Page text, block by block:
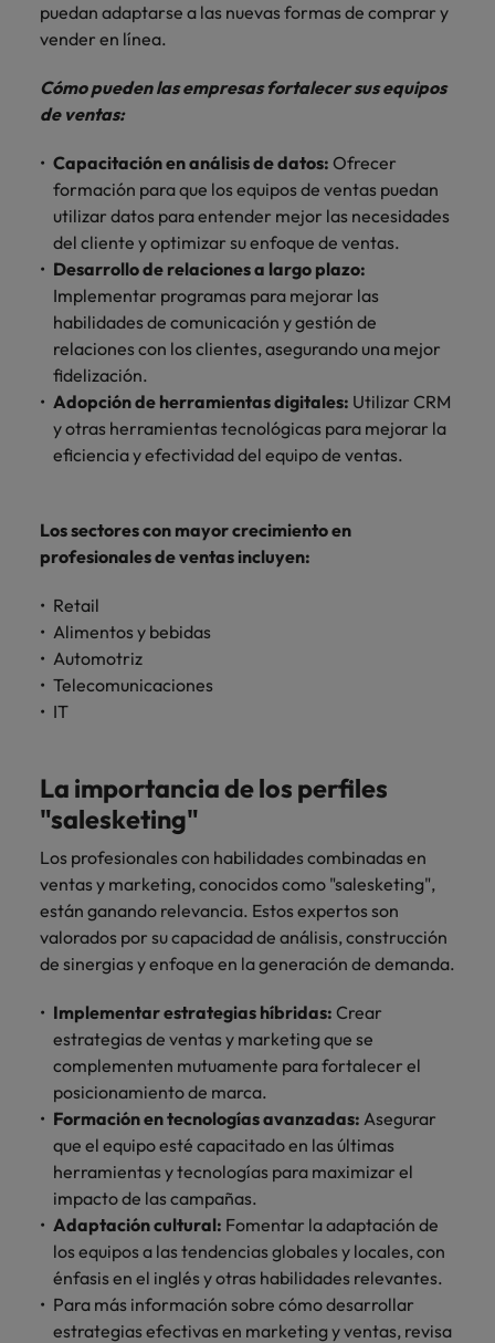
puedan adaptarse a las nuevas formas de comprar y
vender en línea.
Cómo pueden las empresas fortalecer sus equipos
de ventas:
Capacitación en análisis de datos: Ofrecer
formación para que los equipos de ventas puedan
utilizar datos para entender mejor las necesidades
del cliente y optimizar su enfoque de ventas.
Desarrollo de relaciones a largo plazo:
Implementar programas para mejorar las
habilidades de comunicación y gestión de
relaciones con los clientes, asegurando una mejor
fidelización.
Adopción de herramientas digitales: Utilizar CRM
y otras herramientas tecnológicas para mejorar la
eficiencia y efectividad del equipo de ventas.
Los sectores con mayor crecimiento en
profesionales de ventas incluyen:
Retail
Alimentos y bebidas
Automotriz
Telecomunicaciones
IT
La importancia de los perfiles
"salesketing"
Los profesionales con habilidades combinadas en
ventas y marketing, conocidos como "salesketing",
están ganando relevancia. Estos expertos son
valorados por su capacidad de análisis, construcción
de sinergias y enfoque en la generación de demanda.
Implementar estrategias híbridas: Crear
estrategias de ventas y marketing que se
complementen mutuamente para fortalecer el
posicionamiento de marca.
Formación en tecnologías avanzadas: Asegurar
que el equipo esté capacitado en las últimas
herramientas y tecnologías para maximizar el
impacto de las campañas.
Adaptación cultural: Fomentar la adaptación de
los equipos a las tendencias globales y locales, con
énfasis en el inglés y otras habilidades relevantes.
Para más información sobre cómo desarrollar
estrategias efectivas en marketing y ventas, revisa